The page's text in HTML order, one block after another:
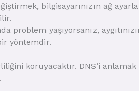
bilgisayarınızın ağ
problem yaşıyorsanız,
yöntemdir.
koruyacaktır. DNS’i